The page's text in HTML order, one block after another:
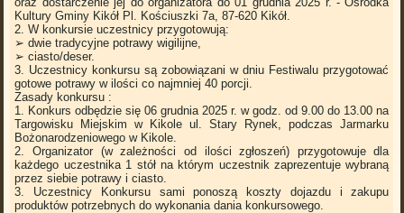
Kultury Gminy Kikół Pl. Kościuszki 7a, 87-620 Kikół.
2. W konkursie uczestnicy przygotowują:
➢ dwie tradycyjne potrawy wigilijne,
➢ ciasto/deser.
3. Uczestnicy konkursu są zobowiązani w dniu Festiwalu przygotować
gotowe potrawy w ilości co najmniej 40 porcji.
Zasady konkursu :
1. Konkurs odbędzie się 06 grudnia 2025 r. w godz. od 9.00 do 13.00 na
Targowisku Miejskim w Kikole ul. Stary Rynek, podczas Jarmarku
Bożonarodzeniowego w Kikole.
2. Organizator (w zależności od ilości zgłoszeń) przygotowuje dla
każdego uczestnika 1 stół na którym uczestnik zaprezentuje wybraną
przez siebie potrawy i ciasto.
3. Uczestnicy Konkursu sami ponoszą koszty dojazdu i zakupu
produktów potrzebnych do wykonania dania konkursowego.